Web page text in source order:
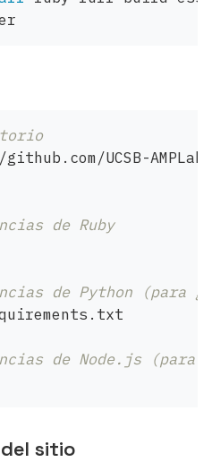
de Ruby
de Python (para
de Node.js (para
sitio